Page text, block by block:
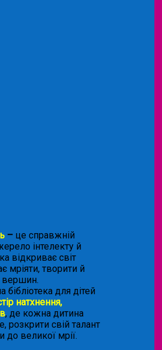
– це справжній
інтелекту й
відкриває світ
мріяти, творити й
вершин.
для дітей
натхнення,
, де кожна дитина
розкрити свій талант
до великої мрії.